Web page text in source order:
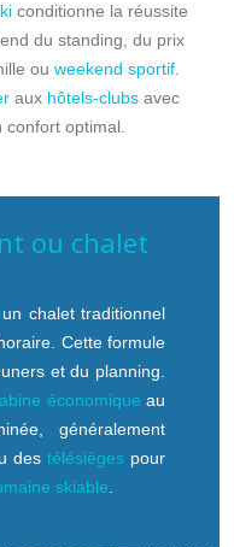
conditionne la réussite
du standing, du prix
ou weekend sportif.
aux hôtels-clubs avec
confort optimal.
ou chalet
chalet traditionnel
Cette formule
et du planning.
économique au
généralement
destélésièges pour
skiable.